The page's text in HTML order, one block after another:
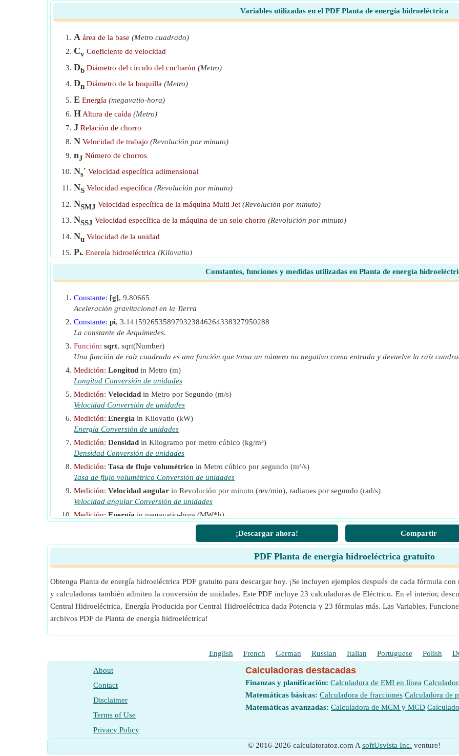
Velocidad del balde dada la velocidad angular y el radio
Velocidad del chorro de la boquilla
Velocidad del cucharón dado Diámetro y RPM
Velocidad específica adimensional
Velocidad específica de la máquina de un solo chorro
Velocidad específica de la turbina de la central hidroeléctrica
Variables utilizadas en el PDF Planta de energía hidroeléctrica
A área de la base (Metro cuadrado)
Cv Coeficiente de velocidad
Db Diámetro del círculo del cucharón (Metro)
Dn Diámetro de la boquilla (Metro)
E Energía (megavatio-hora)
H Altura de caída (Metro)
J Relación de chorro
N Velocidad de trabajo (Revolución por minuto)
nJ Número de chorros
Ns' Velocidad específica adimensional
NS Velocidad específica (Revolución por minuto)
NSMJ Velocidad específica de la máquina Multi Jet (Revolución por minuto)
NSSJ Velocidad específica de la máquina de un solo chorro (Revolución por minuto)
Nu Velocidad de la unidad
Ph Energía hidroeléctrica (Kilovatio)
P Potencia de la unidad
Q Tasa de flujo (Metro cúbico por segundo)
Tiempo de funcionamiento por año
V b Velocidad del cucharón
VJ Velocidad de chorro (Metro por Segundo)
η Eficiencia de la turbina
ρ Densidad del agua (Kilogramo por metro cúbico)
ω Velocidad angular (radianes por segundo)
Constantes, funciones y medidas utilizadas en Planta de energía
Constante: [g], 9.80665
Aceleración gravitacional en la Tierra
Constante: pi, 3.14159265358979323846264338327950288
La constante de Arquímedes.
Función: sqrt, sqrt(Number)
Una función de raíz cuadrada es una función que toma un número no negativo como entrada y devuelve la raíz
Medición: Longitud in Metro (m)
Longitud Conversión de unidades
Medición: Velocidad in Metro por Segundo (m/s)
Velocidad Conversión de unidades
Medición: Energía in Kilovatio (kW)
Energía Conversión de unidades
Medición: Densidad in Kilogramo por metro cúbico (kg/m³)
Densidad Conversión de unidades
Medición: Tasa de flujo volumétrico in Metro cúbico por segundo (m³/s)
Tasa de flujo volumétrico Conversión de unidades
Medición: Velocidad angular in Revolución por minuto (rev/min), radianes por segundo (rad/s)
Velocidad angular Conversión de unidades
Medición: Energía in megavatio-hora (MW*h)
Tiempo Conversión de unidades
¡Descargar ahora! Compartir
PDF Planta de energía hidroeléctrica gratuito
Obtenga Planta de energía hidroeléctrica PDF gratuito para descargar hoy. ¡Se incluyen ejemplos después de cada fórmula
y calculadoras también admiten la conversión de unidades. Este PDF incluye 23 calculadoras de Eléctrico. En el interior,
Central Hidroeléctrica, Energía Producida por Central Hidroeléctrica dada Potencia y 23 fórmulas más. Las Variables,
archivos PDF de Planta de energía hidroeléctrica!
English French German Russian Italian Portuguese Polish
About
Contact
Disclaimer
Terms of Use
Privacy Policy
Calculadoras destacadas
Finanzas y planificación: Calculadora de EMI en línea
Matemáticas básicas: Calculadora de fracciones Calculadora de
Matemáticas avanzadas: Calculadora de MCM y MCD
© 2016-2026 calculatoratoz.com A softUsvista Inc. venture!